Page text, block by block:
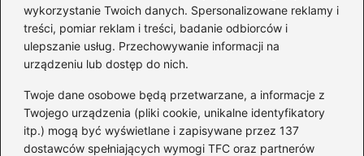
wykorzystanie Twoich danych. Spersonalizowane reklamy i
treści, pomiar reklam i treści, badanie odbiorców i
ulepszanie usług. Przechowywanie informacji na
urządzeniu lub dostęp do nich.
Twoje dane osobowe będą przetwarzane, a informacje z
Twojego urządzenia (pliki cookie, unikalne identyfikatory
itp.) mogą być wyświetlane i zapisywane przez 137
dostawców spełniających wymogi TFC oraz partnerów